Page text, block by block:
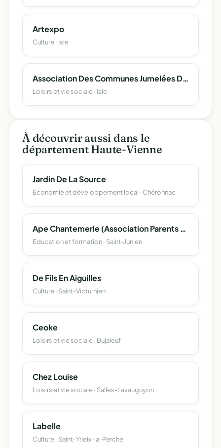
Artexpo
Culture · Isle
Association Des Communes Jumelées De Nouvelle-Aquitaine
Loisirs et vie sociale · Isle
À découvrir aussi dans le
département Haute-Vienne
Jardin De La Source
Economie et développement local · Chéronnac
Ape Chantemerle (Association Parents D Élèves)
Education et formation · Saint-Junien
De Fils En Aiguilles
Culture · Saint-Victurnien
Ceoke
Loisirs et vie sociale · Bujaleuf
Chez Louise
Loisirs et vie sociale · Salles-Lavauguyon
Labelle
Culture · Saint-Yrieix-la-Perche